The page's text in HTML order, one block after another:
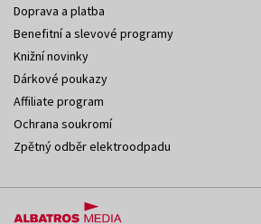
Doprava a platba
Benefitní a slevové programy
Knižní novinky
Dárkové poukazy
Affiliate program
Ochrana soukromí
Zpětný odběr elektroodpadu